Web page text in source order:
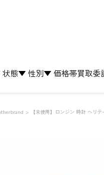
態▼ 性別▼ 価格帯買取委
【未使用】ロンジン 時計 ヘリ